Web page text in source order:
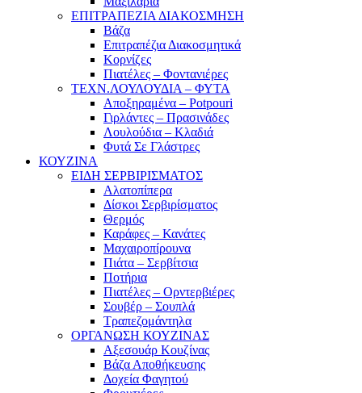
ΕΠΙΤΡΑΠΕΖΙΑ ΔΙΑΚΟΣΜΗΣΗ
Βάζα
Επιτραπέζια Διακοσμητικά
Κορνίζες
Πιατέλες – Φοντανιέρες
ΤΕΧΝ.ΛΟΥΛΟΥΔΙΑ – ΦΥΤΑ
Αποξηραμένα – Potpouri
Γιρλάντες – Πρασινάδες
Λουλούδια – Κλαδιά
Φυτά Σε Γλάστρες
ΚΟΥΖΙΝΑ
ΕΙΔΗ ΣΕΡΒΙΡΙΣΜΑΤΟΣ
Αλατοπίπερα
Δίσκοι Σερβιρίσματος
Θερμός
Καράφες – Κανάτες
Μαχαιροπίρουνα
Πιάτα – Σερβίτσια
Ποτήρια
Πιατέλες – Ορντερβιέρες
Σουβέρ – Σουπλά
Τραπεζομάντηλα
ΟΡΓΑΝΩΣΗ ΚΟΥΖΙΝΑΣ
Αξεσουάρ Κουζίνας
Βάζα Αποθήκευσης
Δοχεία Φαγητού